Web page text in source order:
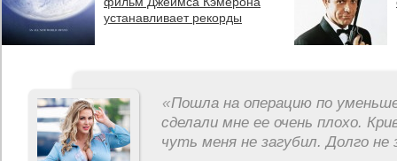
устанавливает рекорды
«Пошла на операцию по
сделали мне ее очень плохо.
чуть меня не загубил. Долго не